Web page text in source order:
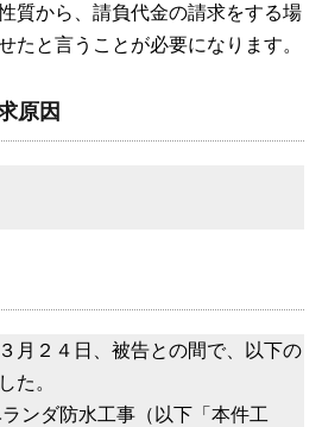
質から、請負代金の請求をする場
たと言うことが必要になります。
原因
月２４日、被告との間で、以下の
た。
防水工事（以下「本件工